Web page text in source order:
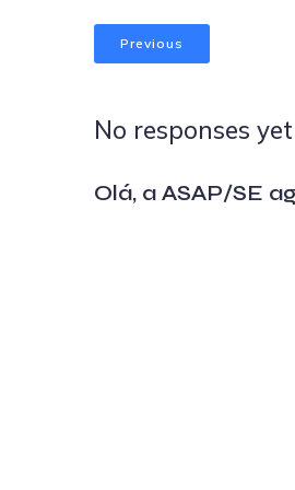
Previous
No responses yet
Olá, a ASAP/SE